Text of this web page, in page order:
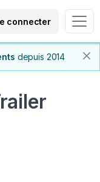
connecter
depuis 2014